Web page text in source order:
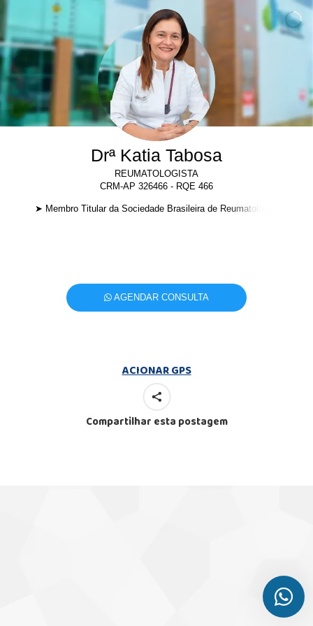
➤ Mem bro Titu ar da Sociedade Brasi eira de Reumato
Drª Katia Tabosa
REUMATOLOGISTA
CRM-AP 326466 - RQE 466
AGENDAR CONSULTA
ACIONAR GPS
Compartilhar esta postagem